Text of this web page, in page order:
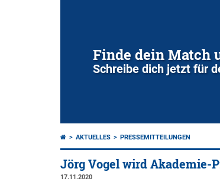
Finde dein Match
Schreibe dich jetzt für
AKTUELLES PRESSEMITTEILUNGEN
Jörg Vogel wird Akademie-
17.11.2020